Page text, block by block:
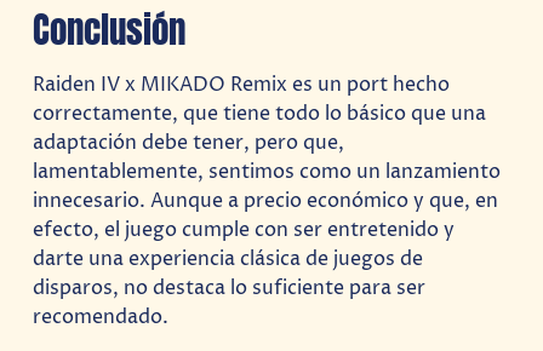
Conclusión
Raiden IV x MIKADO Remix es un port hecho
correctamente, que tiene todo lo básico que una
adaptación debe tener, pero que,
lamentablemente, sentimos como un lanzamiento
innecesario. Aunque a precio económico y que, en
efecto, el juego cumple con ser entretenido y
darte una experiencia clásica de juegos de
disparos, no destaca lo suficiente para ser
recomendado.